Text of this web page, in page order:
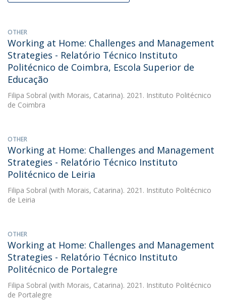
OTHER
Working at Home: Challenges and Management
Strategies - Relatório Técnico Instituto
Politécnico de Coimbra, Escola Superior de
Educação
Filipa Sobral (with Morais, Catarina). 2021. Instituto Politécnico
de Coimbra
OTHER
Working at Home: Challenges and Management
Strategies - Relatório Técnico Instituto
Politécnico de Leiria
Filipa Sobral (with Morais, Catarina). 2021. Instituto Politécnico
de Leiria
OTHER
Working at Home: Challenges and Management
Strategies - Relatório Técnico Instituto
Politécnico de Portalegre
Filipa Sobral (with Morais, Catarina). 2021. Instituto Politécnico
de Portalegre